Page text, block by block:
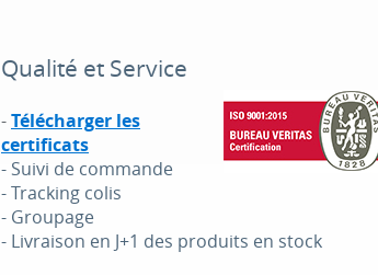
Qualité et Service
-Télécharger les
certificats
- Suivi de commande
- Tracking colis
- Groupage
- Livraison en J+1 des produits en stock